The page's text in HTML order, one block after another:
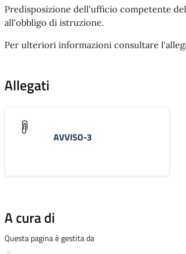
Predisposizione dell'ufficio competente
all'obbligo di istruzione.
Per ulteriori informazioni consultare
Allegati
AVVISO-3
A cura di
Questa pagina è gestita da